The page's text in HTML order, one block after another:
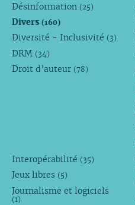
Désinformation (25)
Divers (160)
Diversité - Inclusivité (3)
DRM (34)
Droit d’auteur (78)
Interopérabilité (35)
Jeux libres (5)
Journalisme et logiciels
(1)